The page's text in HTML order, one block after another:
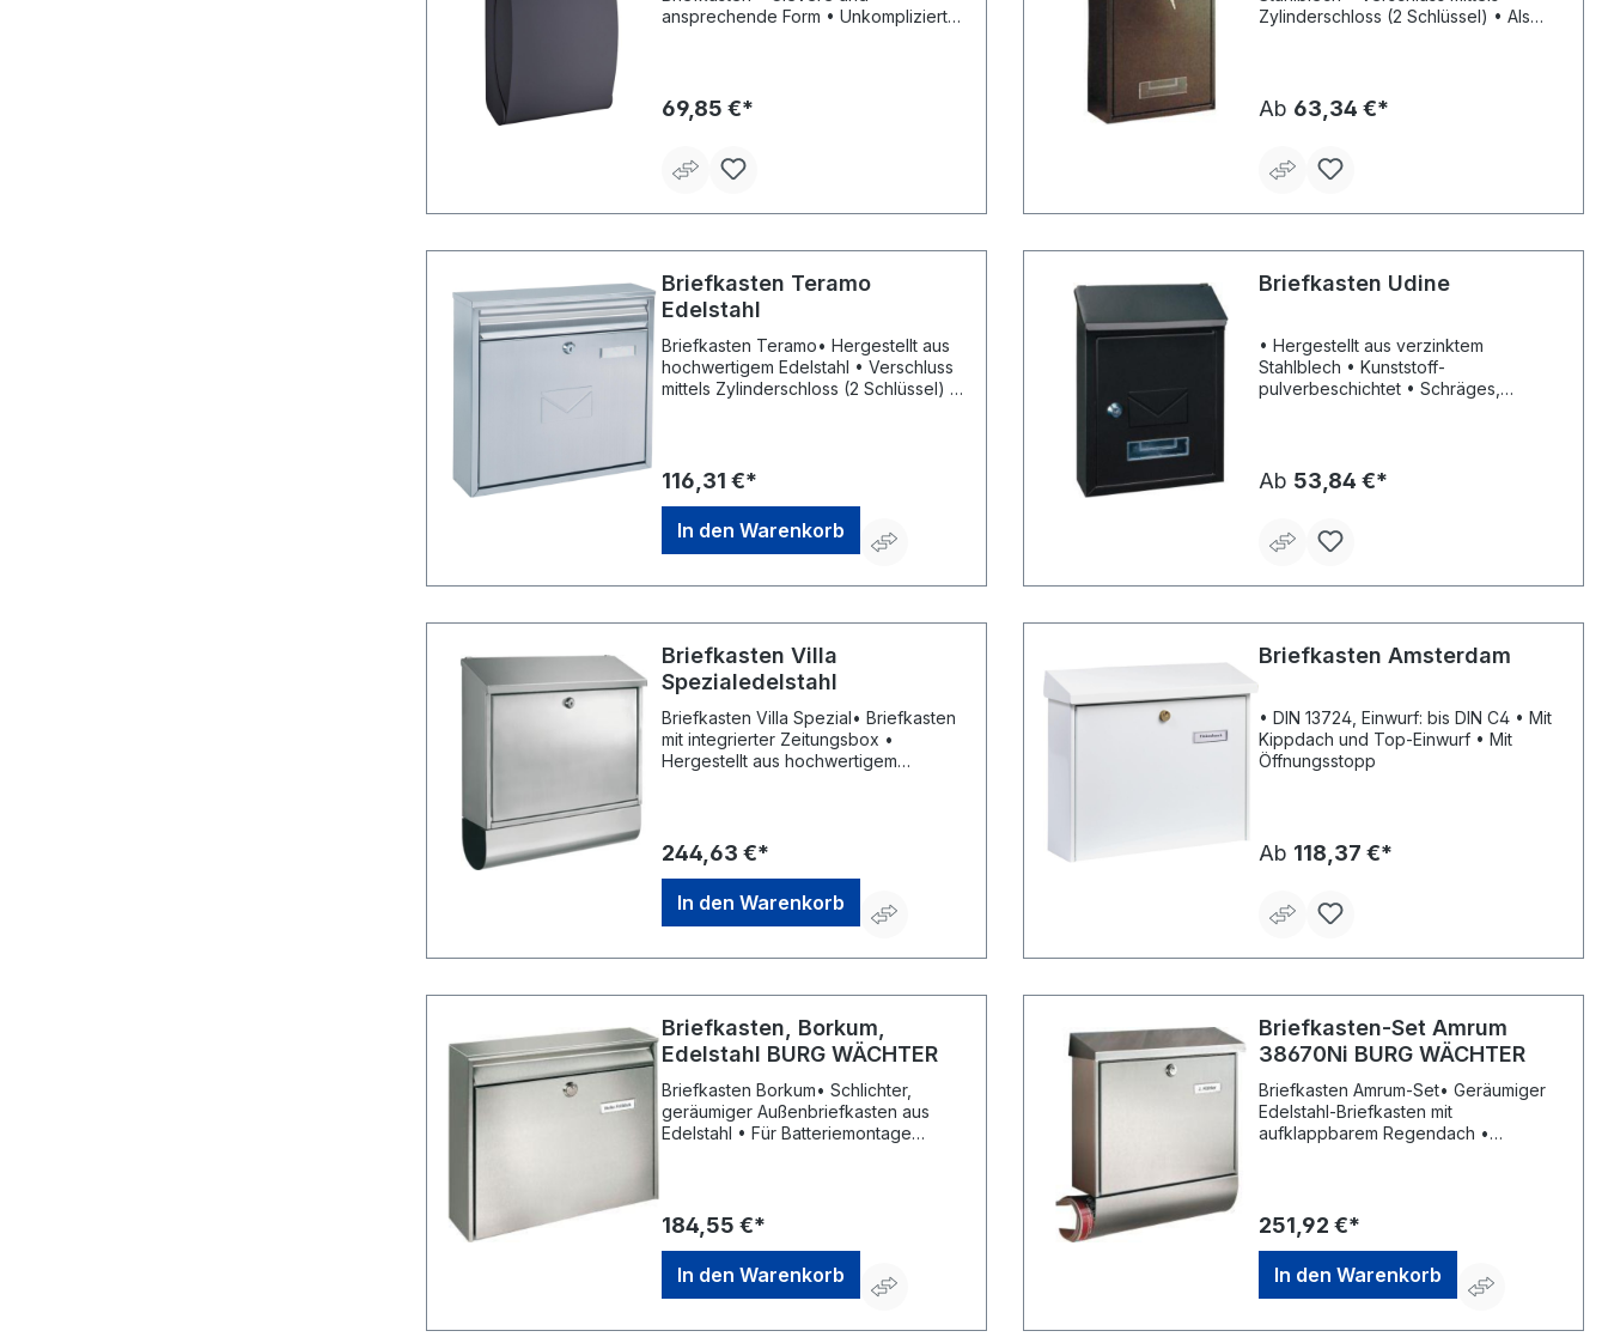
ansprechende Form • Unkomplizierte
69,85 €*
Zylinderschloss (2 Schlüssel) • Als
x 30 mm
Ab 63,34 €*
Briefkasten Teramo
Edelstahl
Briefkasten Teramo• Hergestellt aus
hochwertigem Edelstahl • Verschluss
mittels Zylinderschloss (2 Schlüssel) •
mm • Einwurf hinten ohne Klappe: 320
x 20 mmHersteller: Rottner Security
GmbH, Sebastianigasse, 83395
Freilassing, DE, +49293796740,
office@rottner-tresor.de
116,31 €*
In den Warenkorb
Briefkasten Udine
• Hergestellt aus verzinktem
Stahlblech • Kunststoff-
pulverbeschichtet • Schräges,
Sichtfenster mit
Namensschildhalterung • Einwurf: 175
Ab 53,84 €*
Briefkasten Villa
Spezialedelstahl
Briefkasten Villa Spezial• Briefkasten
mit integrierter Zeitungsbox •
Hergestellt aus hochwertigem
Rottner Security GmbH,
Sebastianigasse, 83395 Freilassing,
DE, +49293796740, office@rottner-
tresor.de
244,63 €*
In den Warenkorb
Briefkasten Amsterdam
• DIN 13724, Einwurf: bis DIN C4 • Mit
Kippdach und Top-Einwurf • Mit
Öffnungsstopp
Ab 118,37 €*
Briefkasten, Borkum,
Edelstahl BURG WÄCHTER
Briefkasten Borkum• Schlichter,
geräumiger Außenbriefkasten aus
Edelstahl • Für Batteriemontage
58300 Wetter, DE, +49233596530,
info@burg-waechter.de
184,55 €*
In den Warenkorb
Briefkasten-Set Amrum
38670Ni BURG WÄCHTER
Briefkasten Amrum-Set• Geräumiger
Edelstahl-Briefkasten mit
aufklappbarem Regendach •
Wächter KG, Altenhofer Weg 15,
58300 Wetter, DE, +49233596530,
info@burg-waechter.de
251,92 €*
In den Warenkorb